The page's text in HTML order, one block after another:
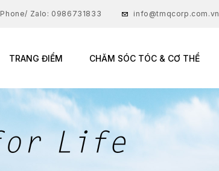
Phone/ Zalo: 0986731833 info@tmqcorp.com.vn
TRANG ĐIỂM CHĂM SÓC TÓC & CƠ THỂ